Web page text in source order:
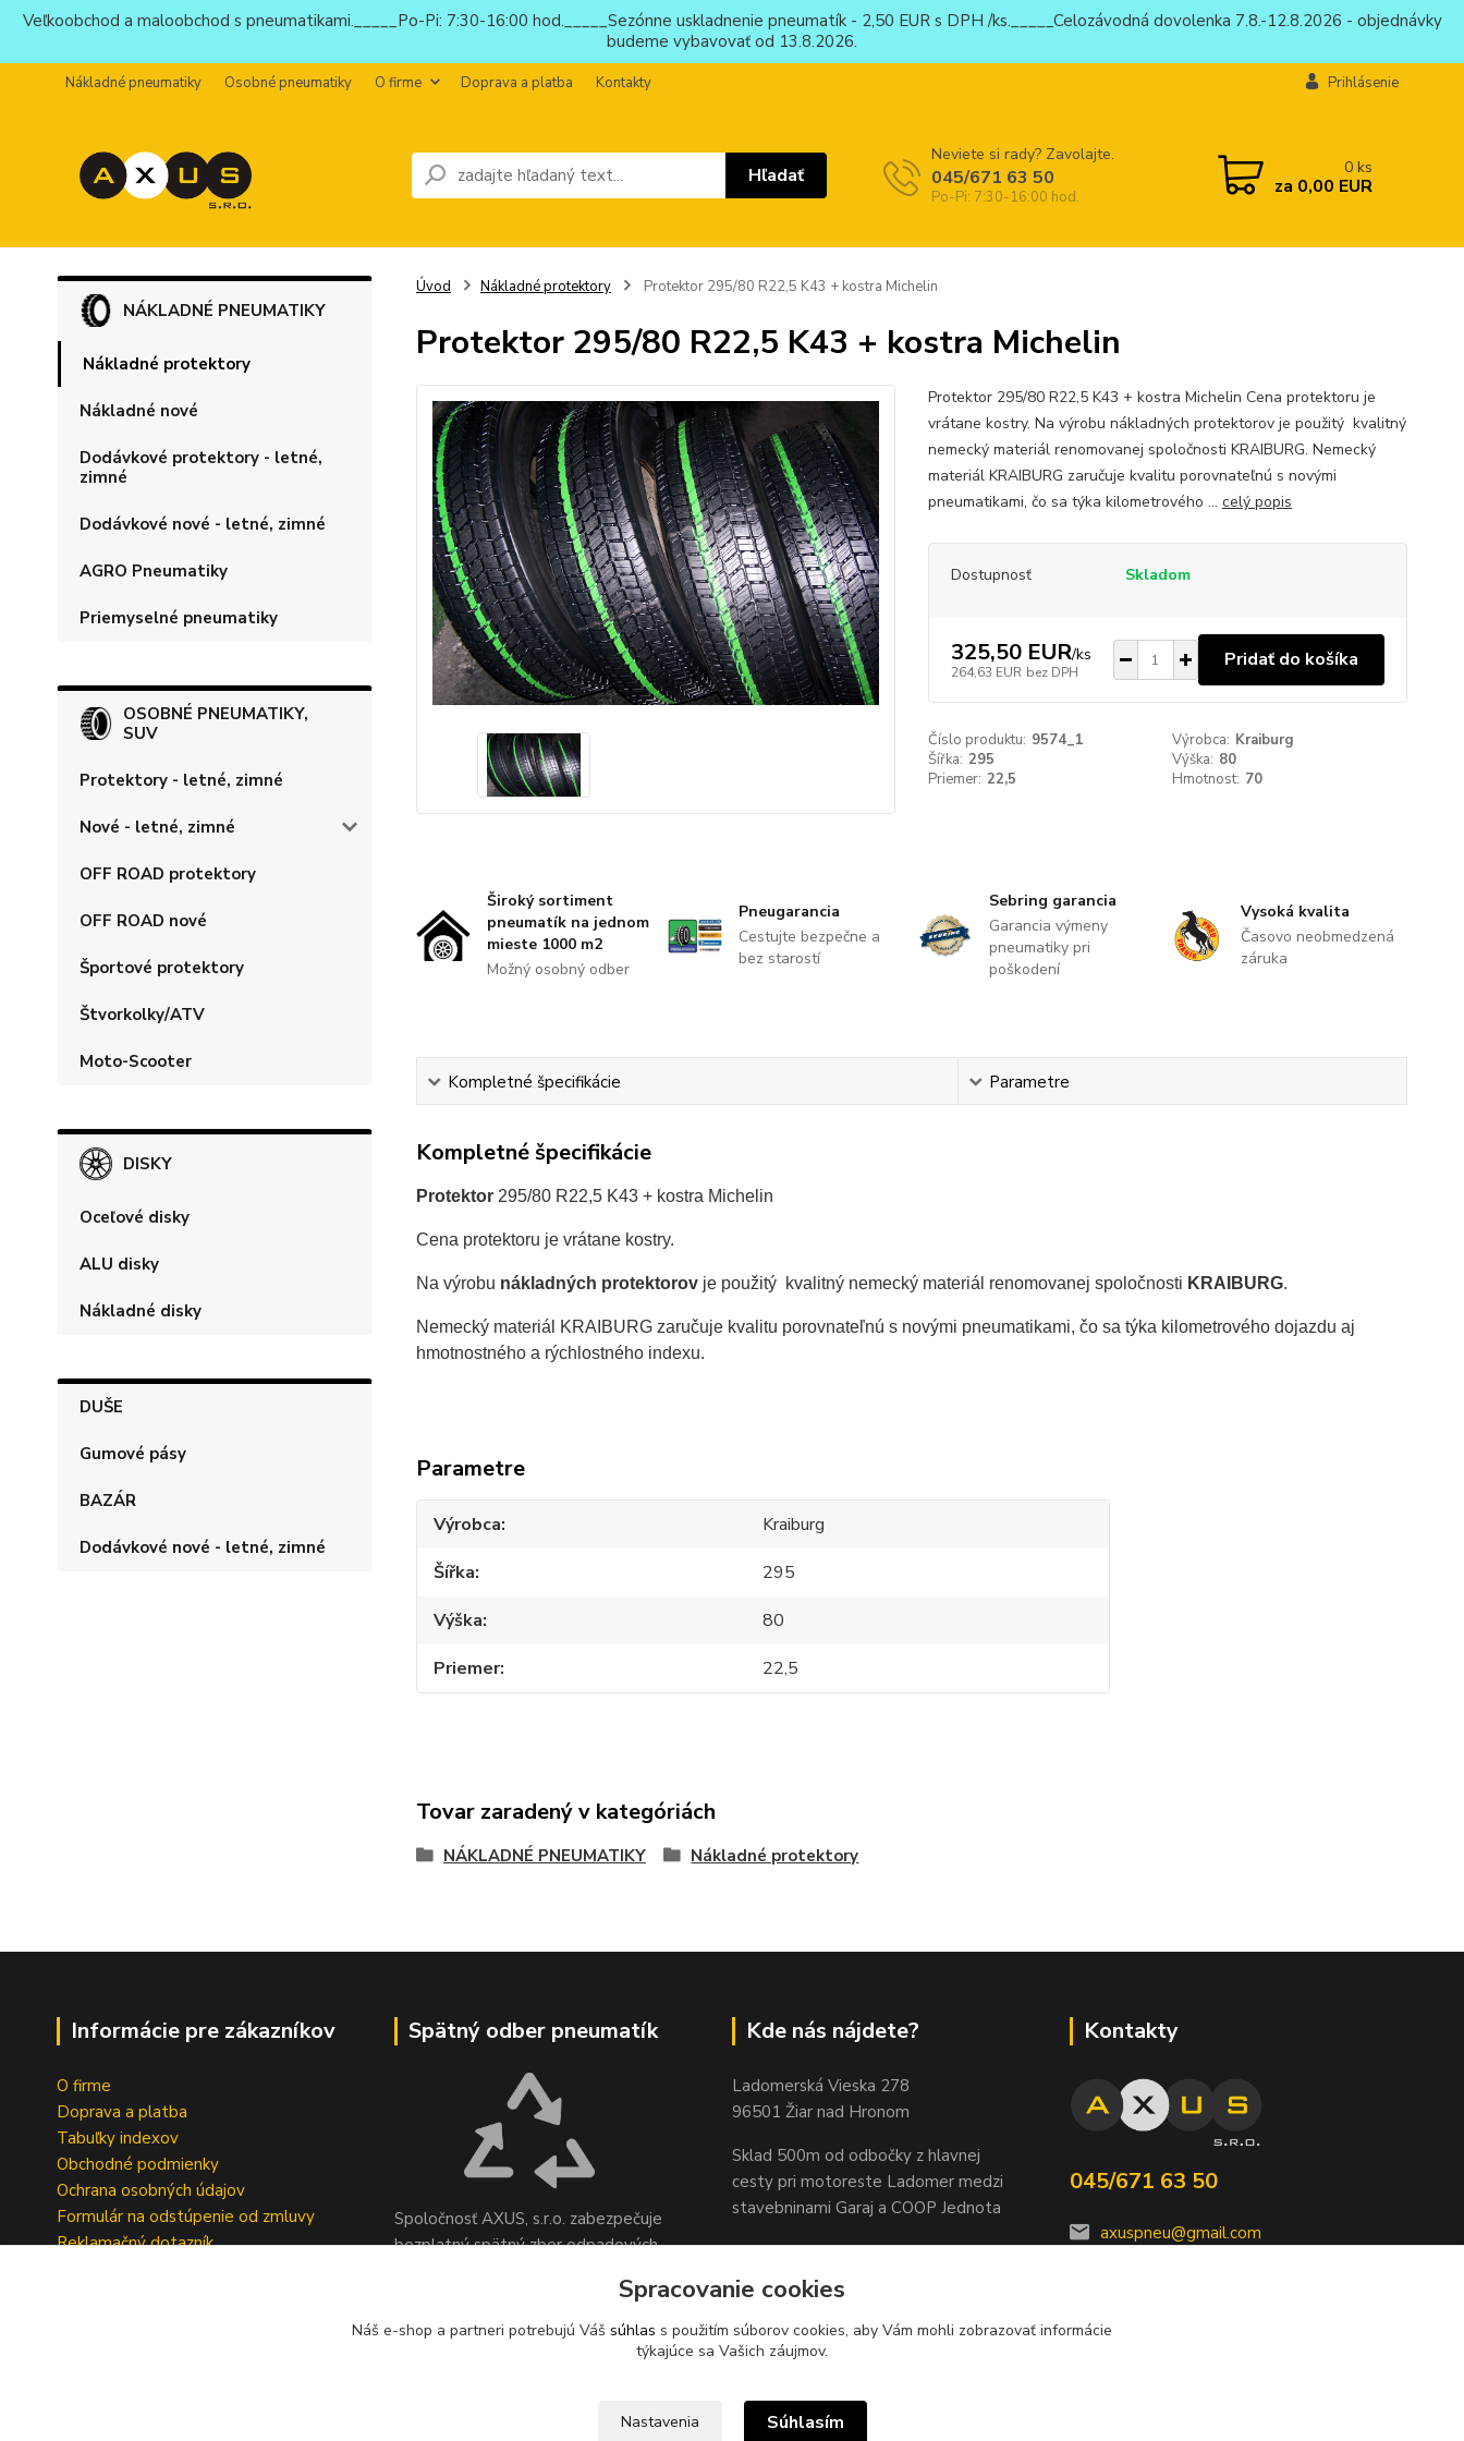
Veľkoobchod a maloobchod s pneumatikami._____Po-Pi: 7:30-16:00 hod._____Sezónne uskladnenie pneumatík - 2,50 EUR s DPH /ks._____Celozávodná dovolenka 7.8.-12.8.2026 - objednávky
budeme vybavovať od 13.8.2026.
Nákladné pneumatiky Osobné pneumatiky O firme Doprava a platba Kontakty Prihlásenie
Hľadať
Neviete si rady? Zavolajte.
045/671 63 50
Po-Pi: 7:30-16:00 hod.
0 ks
za 0,00 EUR
NÁKLADNÉ PNEUMATIKY
Nákladné protektory
Nákladné nové
Dodávkové protektory - letné,
zimné
Dodávkové nové - letné, zimné
AGRO Pneumatiky
Priemyselné pneumatiky
OSOBNÉ PNEUMATIKY,
SUV
Protektory - letné, zimné
Nové - letné, zimné
OFF ROAD protektory
OFF ROAD nové
Športové protektory
Štvorkolky/ATV
Moto-Scooter
DISKY
Oceľové disky
ALU disky
Nákladné disky
DUŠE
Gumové pásy
BAZÁR
Dodávkové nové - letné, zimné
Úvod Nákladné protektory Protektor 295/80 R22,5 K43 + kostra Michelin
Protektor 295/80 R22,5 K43 + kostra Michelin
Protektor 295/80 R22,5 K43 + kostra Michelin Cena protektoru je
vrátane kostry. Na výrobu nákladných protektorov je použitý kvalitný
nemecký materiál renomovanej spoločnosti KRAIBURG. Nemecký
materiál KRAIBURG zaručuje kvalitu porovnateľnú s novými
pneumatikami, čo sa týka kilometrového ... celý popis
Dostupnosť Skladom
325,50 EUR/ks
264,63 EUR bez DPH
Pridať do košíka
Číslo produktu: 9574_1 Výrobca: Kraiburg
Šířka: 295 Výška: 80
Priemer: 22,5 Hmotnost: 70
Široký sortiment
pneumatík na jednom
mieste 1000 m2
Možný osobný odber
Pneugarancia
Cestujte bezpečne a
bez starostí
Sebring garancia
Garancia výmeny
pneumatiky pri
poškodení
Vysoká kvalita
Časovo neobmedzená
záruka
Kompletné špecifikácie Parametre
Kompletné špecifikácie
Protektor295/80 R22,5 K43 + kostra Michelin
Cena protektoru je vrátane kostry.
Na výrobu nákladných protektorovje použitý kvalitný nemecký materiál renomovanej spoločnosti KRAIBURG.
Nemecký materiál KRAIBURG zaručuje kvalitu porovnateľnú s novými pneumatikami, čo sa týka kilometrového dojazdu aj
hmotnostného a rýchlostného indexu.
Parametre
Výrobca
Kraiburg
Šířka
295
Výška
80
Priemer
22,5
Tovar zaradený v kategóriách
NÁKLADNÉ PNEUMATIKY Nákladné protektory
Informácie pre zákazníkov
O firme
Doprava a platba
Tabuľky indexov
Obchodné podmienky
Ochrana osobných údajov
Formulár na odstúpenie od zmluvy
Reklamačný dotazník
Spätný odber pneumatík
Spoločnosť AXUS, s.r.o. zabezpečuje
bezplatný spätný zber odpadových
Geromettova 78, 96621 Lovča.
Kde nás nájdete?
Ladomerská Vieska 278
96501 Žiar nad Hronom
Sklad 500m od odbočky z hlavnej
cesty pri motoreste Ladomer medzi
stavebninami Garaj a COOP Jednota
Kontakty
045/671 63 50
axuspneu@gmail.com
Spracovanie cookies
Náš e-shop a partneri potrebujú Váš súhlas s použitím súborov cookies, aby Vám mohli zobrazovať informácie
týkajúce sa Vašich záujmov.
Nastavenia Súhlasím